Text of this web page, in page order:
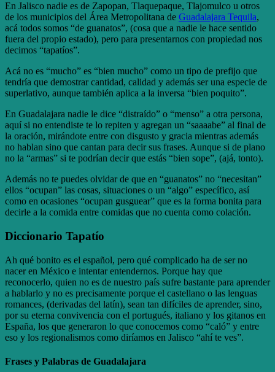
En Jalisco nadie es de Zapopan, Tlaquepaque, Tlajomulco u otros
de los municipios del Área Metropolitana de Guadalajara Tequila,
acá todos somos “de guanatos”, (cosa que a nadie le hace sentido
fuera del propio estado), pero para presentarnos con propiedad nos
decimos “tapatíos”.
Acá no es “mucho” es “bien mucho” como un tipo de prefijo que
tendría que demostrar cantidad, calidad y además ser una especie de
superlativo, aunque también aplica a la inversa “bien poquito”.
En Guadalajara nadie le dice “distraído” o “menso” a otra persona,
aquí si no entendiste te lo repiten y agregan un “saaaabe” al final de
la oración, mirándote entre con disgusto y gracia mientras además
no hablan sino que cantan para decir sus frases. Aunque si de plano
no la “armas” si te podrían decir que estás “bien sope”, (ajá, tonto).
Además no te puedes olvidar de que en “guanatos” no “necesitan”
ellos “ocupan” las cosas, situaciones o un “algo” específico, así
como en ocasiones “ocupan gusguear” que es la forma bonita para
decirle a la comida entre comidas que no cuenta como colación.
Diccionario Tapatío
Ah qué bonito es el español, pero qué complicado ha de ser no
nacer en México e intentar entendernos. Porque hay que
reconocerlo, quien no es de nuestro país sufre bastante para aprender
a hablarlo y no es precisamente porque el castellano o las lenguas
romances, (derivadas del latín), sean tan difíciles de aprender, sino,
por su eterna convivencia con el portugués, italiano y los gitanos en
España, los que generaron lo que conocemos como “caló” y entre
eso y los regionalismos como diríamos en Jalisco “ahí te ves”.
Frases y Palabras de Guadalajara